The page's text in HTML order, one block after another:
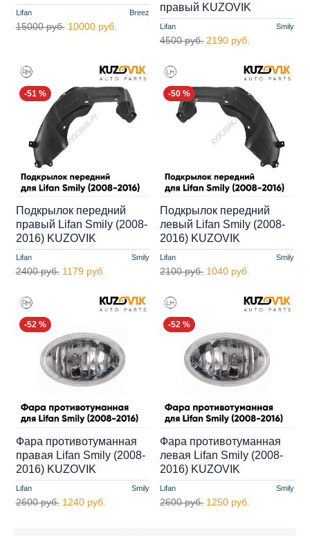
Lifan Breez
15000 руб. 10000 руб. Lifan Smily
правый KUZOVIK
4500 руб. 2190 руб.
-51 %
Lifan Smily
Подкрылок передний
правый Lifan Smily (2008-
2016) KUZOVIK
2400 руб. 1179 руб.
-50 %
Lifan Smily
Подкрылок передний
левый Lifan Smily (2008-
2016) KUZOVIK
2100 руб. 1040 руб.
-52 %
Lifan Smily
Фара противотуманная
правая Lifan Smily (2008-
2016) KUZOVIK
2600 руб. 1240 руб.
-52 %
Lifan Smily
Фара противотуманная
левая Lifan Smily (2008-
2016) KUZOVIK
2600 руб. 1250 руб.